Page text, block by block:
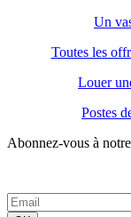
Un
Toutes les
Louer
Postes
Abonnez-vous à